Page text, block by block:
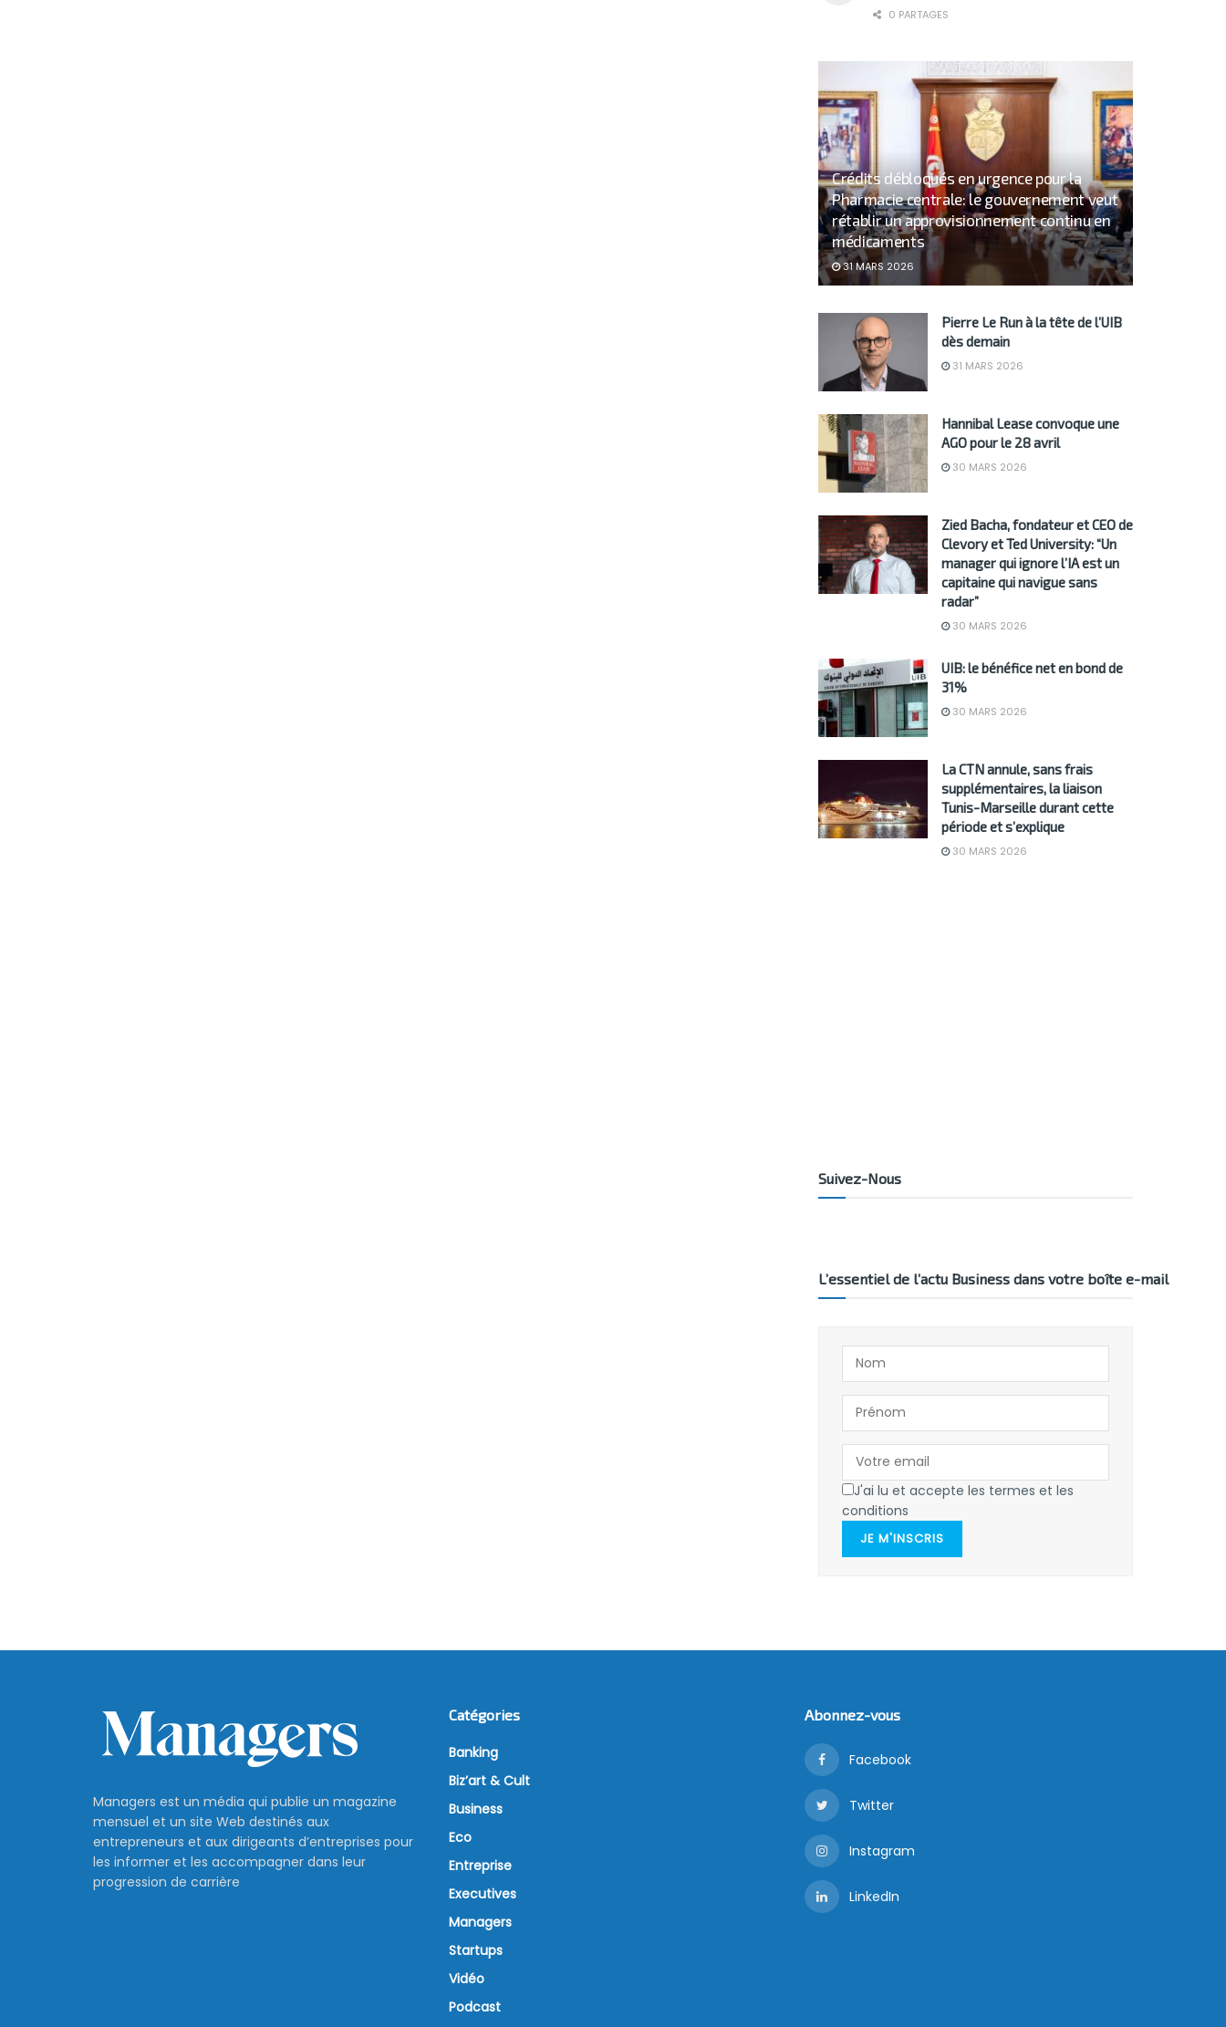
0 PARTAGES
Crédits débloqués en urgence pour la
Pharmacie centrale: le gouvernement veut
rétablir un approvisionnement continu en
médicaments
31 MARS 2026
Pierre Le Run à la tête de l’UIB
dès demain
31 MARS 2026
Hannibal Lease convoque une
AGO pour le 28 avril
30 MARS 2026
Zied Bacha, fondateur et CEO de
Clevory et Ted University: “Un
manager qui ignore l’IA est un
capitaine qui navigue sans
radar”
30 MARS 2026
UIB: le bénéfice net en bond de
31%
30 MARS 2026
La CTN annule, sans frais
supplémentaires, la liaison
Tunis-Marseille durant cette
période et s’explique
30 MARS 2026
Suivez-Nous
L’essentiel de l’actu Business dans votre boîte e-mail
J'ai lu et accepte les termes et les
conditions
JE M'INSCRIS
Managers est un média qui publie un magazine
mensuel et un site Web destinés aux
entrepreneurs et aux dirigeants d’entreprises pour
les informer et les accompagner dans leur
progression de carrière
Catégories
Banking
Biz’art & Cult
Business
Eco
Entreprise
Executives
Managers
Startups
Vidéo
Podcast
Abonnez-vous
Facebook
Twitter
Instagram
LinkedIn